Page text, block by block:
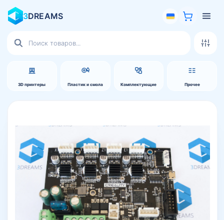
3DREAMS
3D принтеры Пластик и смола Комплектующие Прочее
товаров